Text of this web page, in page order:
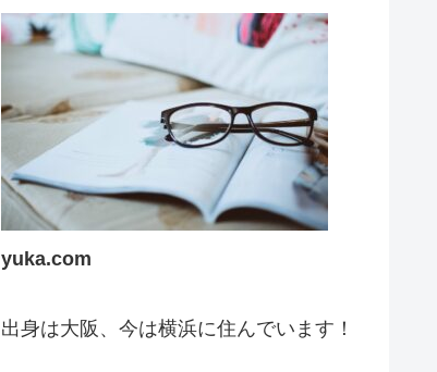
yuka.com
出身は大阪、今は横浜に住んでいます！